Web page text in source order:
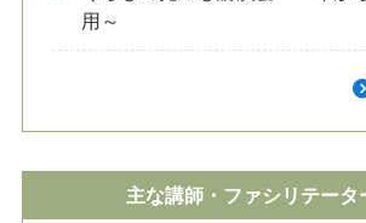
用～
主な講師・ファシリテータ